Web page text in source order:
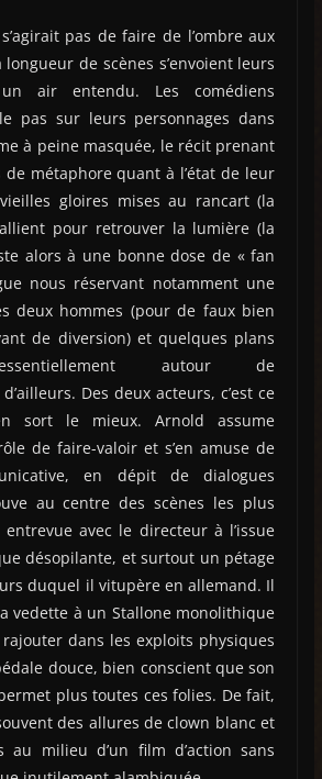
pas de faire de l’ombre aux
de scènes s’envoient leurs
air entendu. Les comédiens
pas sur leurs personnages dans
à peine masquée, le récit prenant
métaphore quant à l’état de leur
gloires mises au rancart (la
pour retrouver la lumière (la
alors à une bonne dose de « fan
nous réservant notamment une
deux hommes (pour de faux bien
de diversion) et quelques plans
autour de
Des deux acteurs, c’est ce
sort le mieux. Arnold assume
de faire-valoir et s’en amuse de
en dépit de dialogues
au centre des scènes les plus
avec le directeur à l’issue
désopilante, et surtout un pétage
duquel il vitupère en allemand. Il
vedette à un Stallone monolithique
dans les exploits physiques
douce, bien conscient que son
plus toutes ces folies. De fait,
des allures de clown blanc et
au milieu d’un film d’action sans